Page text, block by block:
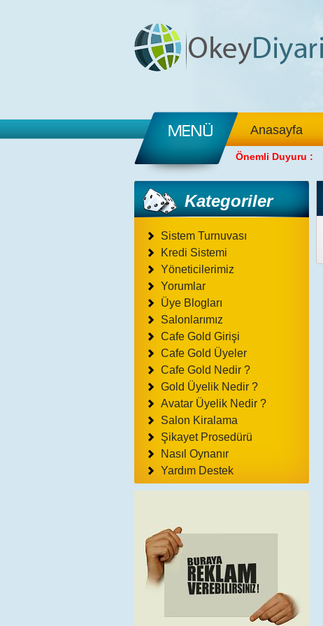
Anasayfa
Önemli Duyuru :
Kategoriler
Sistem Turnuvası
Kredi Sistemi
Yöneticilerimiz
Yorumlar
Üye Blogları
Salonlarımız
Cafe Gold Girişi
Cafe Gold Üyeler
Cafe Gold Nedir ?
Gold Üyelik Nedir ?
Avatar Üyelik Nedir ?
Salon Kiralama
Şikayet Prosedürü
Nasıl Oynanır
Yardım Destek